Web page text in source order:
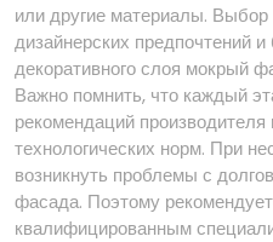
или другие материалы. Выбор
дизайнерских предпочтений
декоративного слоя мокрый
Важно помнить, что каждый
рекомендаций
технологических норм. При
возникнуть проблемы с
фасада. Поэтому
квалифицированным